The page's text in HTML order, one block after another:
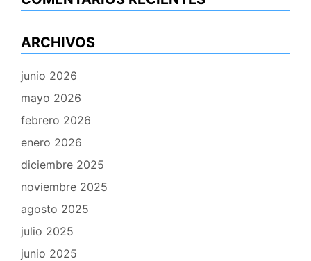
ARCHIVOS
junio 2026
mayo 2026
febrero 2026
enero 2026
diciembre 2025
noviembre 2025
agosto 2025
julio 2025
junio 2025